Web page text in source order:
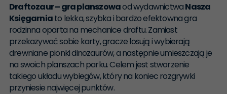
Draftozaur – gra planszowaod wydawnictwaNasza
Księgarniato lekka, szybka i bardzo efektowna gra
rodzinna oparta na mechanice draftu. Zamiast
przekazywać sobie karty, gracze losują i wybierają
drewniane pionki dinozaurów, a następnie umieszczają je
na swoich planszach parku. Celem jest stworzenie
takiego układu wybiegów, który na koniec rozgrywki
przyniesie najwięcej punktów.